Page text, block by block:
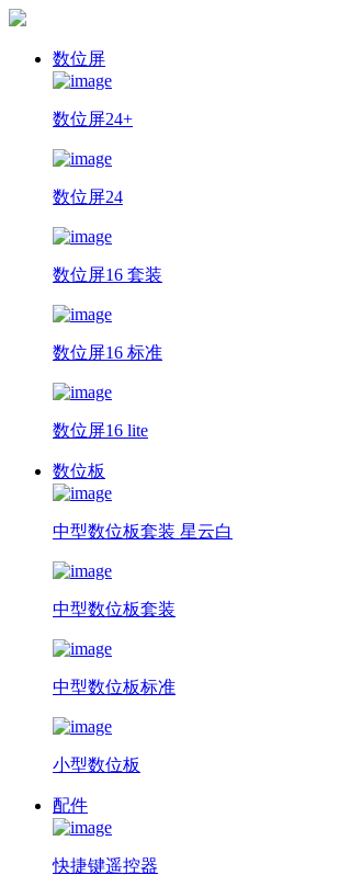
数位屏
数位屏24+
数位屏24
数位屏16 套装
数位屏16 标准
数位屏16 lite
数位板
中型数位板套装 星云白
中型数位板套装
中型数位板标准
小型数位板
配件
快捷键遥控器